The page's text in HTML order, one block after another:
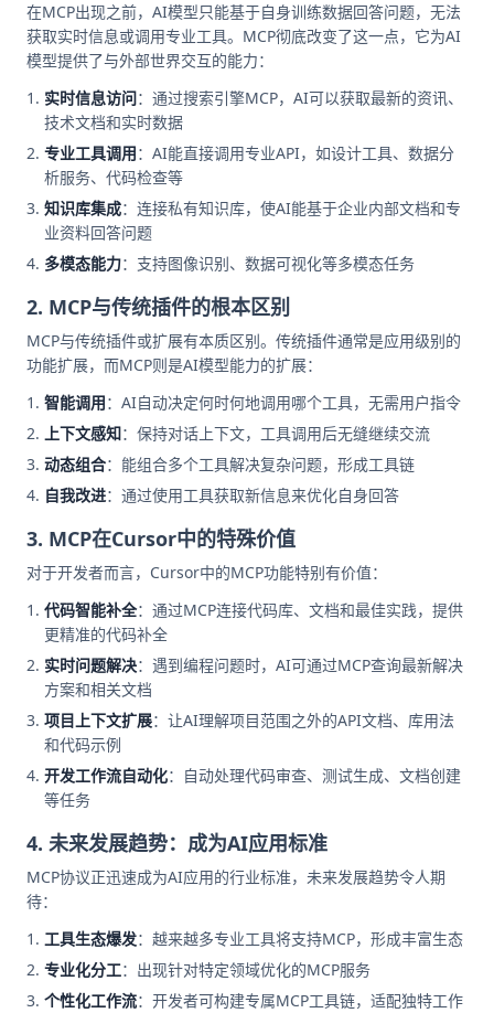
在MCP出现之前，AI模型只能基于自身训练数据回答问题，无法
获取实时信息或调用专业工具。MCP彻底改变了这一点，它为AI
模型提供了与外部世界交互的能力：
实时信息访问：通过搜索引擎MCP，AI可以获取最新的资讯、
技术文档和实时数据
专业工具调用：AI能直接调用专业API，如设计工具、数据分
析服务、代码检查等
知识库集成：连接私有知识库，使AI能基于企业内部文档和专
业资料回答问题
多模态能力：支持图像识别、数据可视化等多模态任务
2. MCP与传统插件的根本区别
MCP与传统插件或扩展有本质区别。传统插件通常是应用级别的
功能扩展，而MCP则是AI模型能力的扩展：
智能调用：AI自动决定何时何地调用哪个工具，无需用户指令
上下文感知：保持对话上下文，工具调用后无缝继续交流
动态组合：能组合多个工具解决复杂问题，形成工具链
自我改进：通过使用工具获取新信息来优化自身回答
3. MCP在Cursor中的特殊价值
对于开发者而言，Cursor中的MCP功能特别有价值：
代码智能补全：通过MCP连接代码库、文档和最佳实践，提供
更精准的代码补全
实时问题解决：遇到编程问题时，AI可通过MCP查询最新解决
方案和相关文档
项目上下文扩展：让AI理解项目范围之外的API文档、库用法
和代码示例
开发工作流自动化：自动处理代码审查、测试生成、文档创建
等任务
4. 未来发展趋势：成为AI应用标准
MCP协议正迅速成为AI应用的行业标准，未来发展趋势令人期
待：
工具生态爆发：越来越多专业工具将支持MCP，形成丰富生态
专业化分工：出现针对特定领域优化的MCP服务
个性化工作流：开发者可构建专属MCP工具链，适配独特工作